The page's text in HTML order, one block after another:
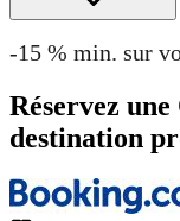
-15 % min. sur
Réservez
destination